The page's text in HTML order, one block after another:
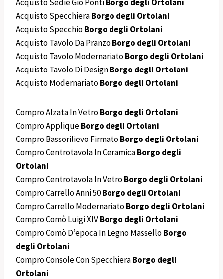
Acquisto Sedie Giò PontiBorgo degli Ortolani
Acquisto SpecchieraBorgo degli Ortolani
Acquisto SpecchioBorgo degli Ortolani
Acquisto Tavolo Da PranzoBorgo degli Ortolani
Acquisto Tavolo ModernariatoBorgo degli Ortolani
Acquisto Tavolo Di DesignBorgo degli Ortolani
Acquisto ModernariatoBorgo degli Ortolani
Compro Alzata In VetroBorgo degli Ortolani
Compro AppliqueBorgo degli Ortolani
Compro Bassorilievo FirmatoBorgo degli Ortolani
Compro Centrotavola In CeramicaBorgo degli
Ortolani
Compro Centrotavola In VetroBorgo degli Ortolani
Compro Carrello Anni 50Borgo degli Ortolani
Compro Carrello ModernariatoBorgo degli Ortolani
Compro Comò Luigi XIVBorgo degli Ortolani
Compro Comò D’epoca In Legno MasselloBorgo
degli Ortolani
Compro Console Con SpecchieraBorgo degli
Ortolani